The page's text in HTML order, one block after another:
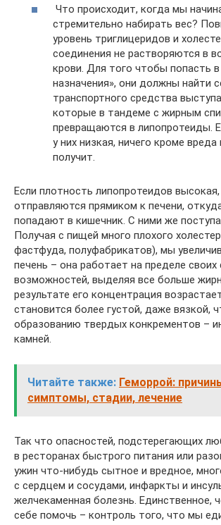
Что происходит, когда мы
стремительно набирать вес?
уровень триглицеридов и
соединения не растворяются в
крови. Для того чтобы попасть в
назначения», они должны найти
транспортного средства
которые в тандеме с жирным
превращаются в липопротеиды.
у них низкая, ничего кроме
получит.
Если плотность липопротеидов
отправляются прямиком к печени,
попадают в кишечник. С ними же
Получая с пищей много плохого
фастфуда, полуфабрикатов), мы
печень – она работает на пределе своих
возможностей, выделяя все больше
результате его концентрация
становится более густой, даже вязкой,
образованию твердых конкрементов –
камней.
Читайте также: Геморрой:
симптомы, стадии, лечение
Так что опасностей, подстерегающих
в ресторанах быстрого питания или
ужин что-нибудь сытное и вредное,
с сердцем и сосудами, инфаркты и
желчекаменная болезнь.
себе помочь – контроль того, что мы